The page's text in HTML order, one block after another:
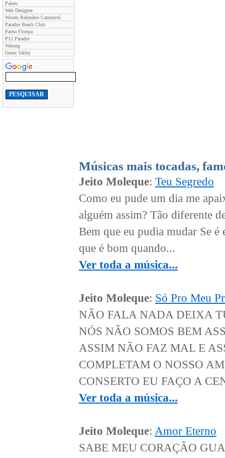
Países
Web Designer
Woods Balneário Camboriú
Parador Beach Club
Pacha Floripa
P12 Parador
Warung
Green Valley
Músicas mais tocadas,
Jeito Moleque: Teu Segredo
Como eu pude um dia me
alguém assim? Tão diferente
Bem que eu pudia mudar Se é
que é bom quando...
Ver toda a música...
Jeito Moleque: Só Pro Meu
NÃO FALA NADA DEIXA
NÓS NÃO SOMOS BEM
ASSIM NÃO FAZ MAL E
COMPLETAM O NOSSO
CONSERTO EU FAÇO A
Ver toda a música...
Jeito Moleque: Amor Eterno
SABE MEU CORAÇÃO